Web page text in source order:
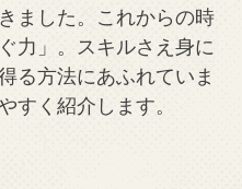
ました。これからの時
力」。スキルさえ身に
る方法にあふれていま
すく紹介します。